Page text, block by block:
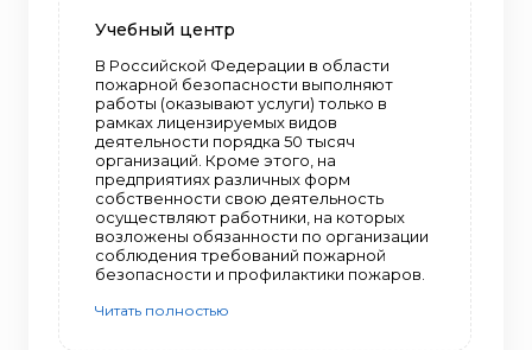
Учебный центр
В Российской Федерации в области
пожарной безопасности выполняют
работы (оказывают услуги) только в
рамках лицензируемых видов
деятельности порядка 50 тысяч
организаций. Кроме этого, на
предприятиях различных форм
собственности свою деятельность
осуществляют работники, на которых
возложены обязанности по организации
соблюдения требований пожарной
безопасности и профилактики пожаров.
Читать полностью